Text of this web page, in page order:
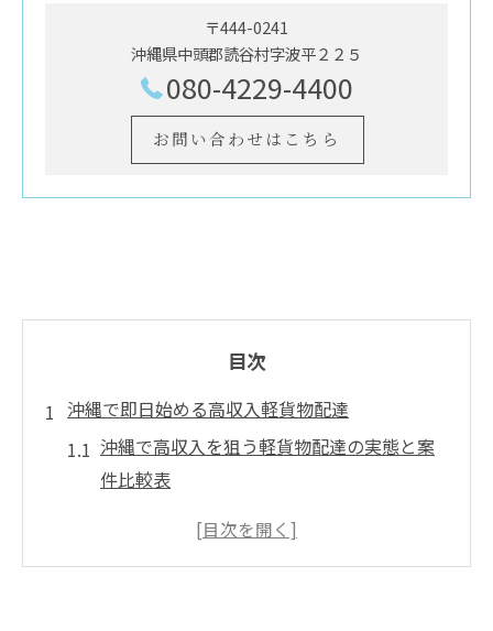
〒444-0241
沖縄県中頭郡読谷村字波平２２５
080-4229-4400
お問い合わせはこちら
目次
沖縄で即日始める高収入軽貨物配達
沖縄で高収入を狙う軽貨物配達の実態と案
件比較表
即日採用で始める軽貨物ドライバー生活の